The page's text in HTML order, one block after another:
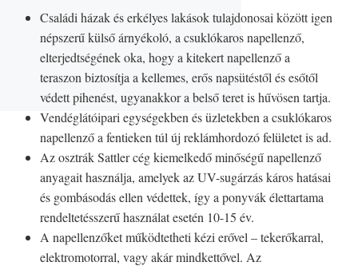
Családi házak és erkélyes lakások tulajdonosai között igen
népszerű külső árnyékoló, a csuklókaros napellenző,
elterjedtségének oka, hogy a kitekert napellenző a
teraszon biztosítja a kellemes, erős napsütéstől és esőtől
védett pihenést, ugyanakkor a belső teret is hűvösen tartja.
Vendéglátóipari egységekben és üzletekben a csuklókaros
napellenző a fentieken túl új reklámhordozó felületet is ad.
Az osztrák Sattler cég kiemelkedő minőségű napellenző
anyagait használja, amelyek az UV-sugárzás káros hatásai
és gombásodás ellen védettek, így a ponyvák élettartama
rendeltetésszerű használat esetén 10-15 év.
A napellenzőket működtetheti kézi erővel – tekerőkarral,
elektromotorral, vagy akár mindkettővel. Az